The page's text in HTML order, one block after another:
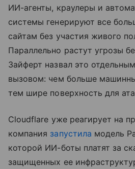
ИИ-агенты, краулеры и
системы генерируют все
сайтам без участия живого
Параллельно растут угрозы
Зайферт назвал это
вызовом: чем больше
тем шире поверхность для
Cloudflare уже реагирует на
компания запустила модель
которой ИИ-боты платят за
защищенных ее